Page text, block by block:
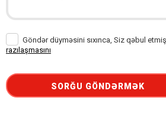
Göndər düyməsini sıxınca, Siz qəbul
razılaşmasını
SORĞU GÖNDƏRMƏK